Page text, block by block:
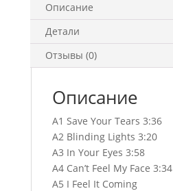
Описание
Детали
Отзывы (0)
Описание
A1 Save Your Tears 3:36
A2 Blinding Lights 3:20
A3 In Your Eyes 3:58
A4 Can’t Feel My Face 3:34
A5 I Feel It Coming